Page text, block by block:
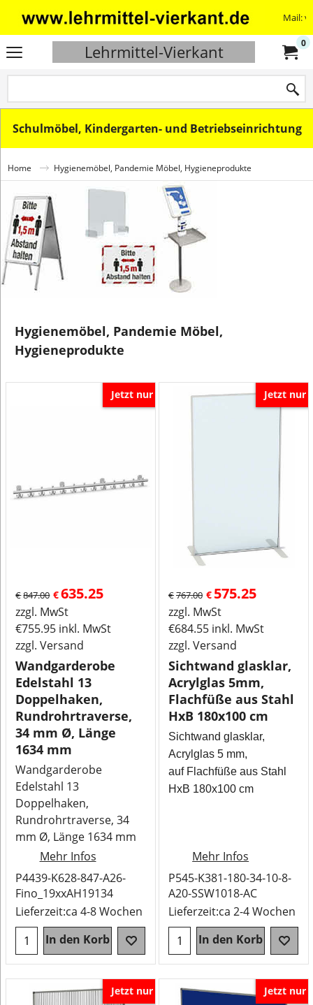
Mail:
Lehrmittel-Vierkant 0
Schulmöbel, Kindergarten- und Betriebseinrichtung
Home Hygienemöbel, Pandemie Möbel, Hygieneprodukte
Hygienemöbel, Pandemie Möbel,
Hygieneprodukte
Jetzt nur
€847.00 €635.25
zzgl. MwSt
€755.95 inkl. MwSt
zzgl. Versand
Wandgarderobe
Edelstahl 13
Doppelhaken,
Rundrohrtraverse,
34 mm Ø, Länge
1634 mm
Wandgarderobe
Edelstahl 13
Doppelhaken,
Rundrohrtraverse, 34
mm Ø, Länge 1634 mm
Mehr Infos
P4439-K628-847-A26-
Fino_19xxAH19134
Lieferzeit:ca 4-8 Wochen
In den Korb
Jetzt nur
€767.00 € 575.25
zzgl. MwSt
€684.55 inkl. MwSt
zzgl. Versand
Sichtwand glasklar,
Acrylglas 5mm,
Flachfüße aus Stahl
HxB 180x100 cm
Sichtwand glasklar,
Acrylglas 5 mm,
auf Flachfüße aus Stahl
HxB 180x100 cm
Mehr Infos
P545-K381-180-34-10-8-
A20-SSW1018-AC
Lieferzeit:ca 2-4 Wochen
In den Korb
Jetzt nur Jetzt nur